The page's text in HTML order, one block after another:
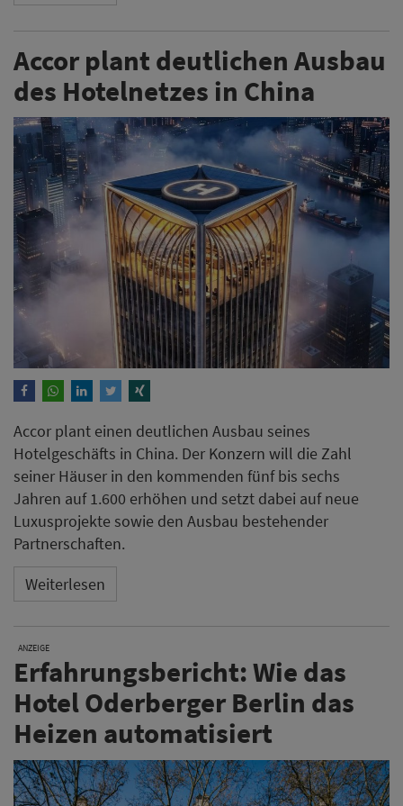
Accor plant deutlichen Ausbau
des Hotelnetzes in China
Accor plant einen deutlichen Ausbau seines
Hotelgeschäfts in China. Der Konzern will die Zahl
seiner Häuser in den kommenden fünf bis sechs
Jahren auf 1.600 erhöhen und setzt dabei auf neue
Luxusprojekte sowie den Ausbau bestehender
Partnerschaften.
Weiterlesen
ANZEIGE
Erfahrungsbericht: Wie das
Hotel Oderberger Berlin das
Heizen automatisiert